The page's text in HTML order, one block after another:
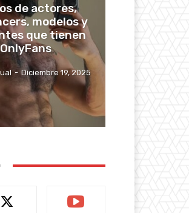
de actores,
modelos y
que tienen
OnlyFans
- Diciembre 19, 2025